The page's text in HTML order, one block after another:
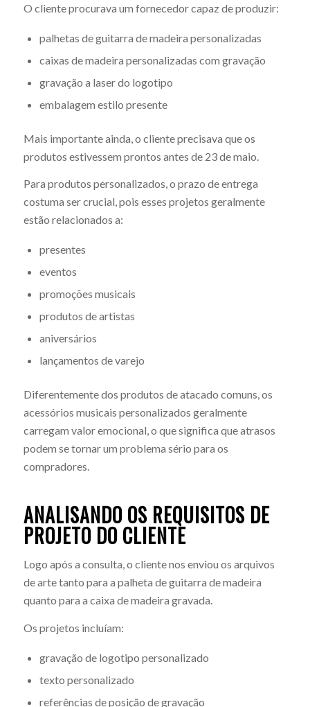
O cliente procurava um fornecedor capaz de produzir:
palhetas de guitarra de madeira personalizadas
caixas de madeira personalizadas com gravação
gravação a laser do logotipo
embalagem estilo presente
Mais importante ainda, o cliente precisava que os
produtos estivessem prontos antes de 23 de maio.
Para produtos personalizados, o prazo de entrega
costuma ser crucial, pois esses projetos geralmente
estão relacionados a:
presentes
eventos
promoções musicais
produtos de artistas
aniversários
lançamentos de varejo
Diferentemente dos produtos de atacado comuns, os
acessórios musicais personalizados geralmente
carregam valor emocional, o que significa que atrasos
podem se tornar um problema sério para os
compradores.
ANALISANDO OS REQUISITOS DE
PROJETO DO CLIENTE
Logo após a consulta, o cliente nos enviou os arquivos
de arte tanto para a palheta de guitarra de madeira
quanto para a caixa de madeira gravada.
Os projetos incluíam:
gravação de logotipo personalizado
texto personalizado
referências de posição de gravação